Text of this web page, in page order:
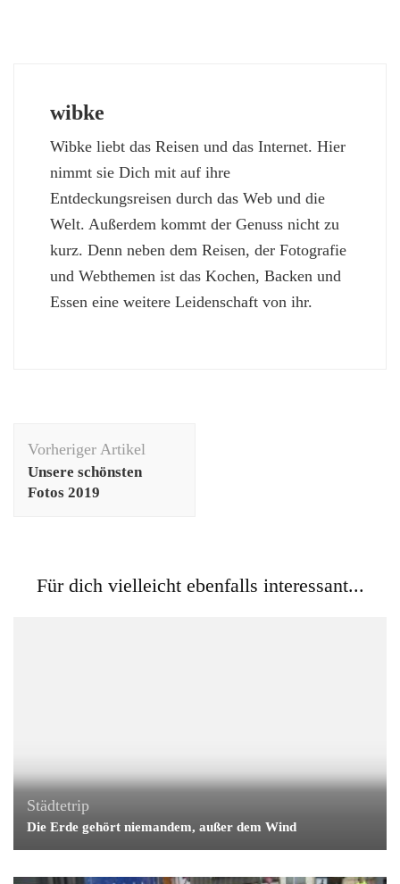
wibke
Wibke liebt das Reisen und das Internet. Hier
nimmt sie Dich mit auf ihre
Entdeckungsreisen durch das Web und die
Welt. Außerdem kommt der Genuss nicht zu
kurz. Denn neben dem Reisen, der Fotografie
und Webthemen ist das Kochen, Backen und
Essen eine weitere Leidenschaft von ihr.
Vorheriger Artikel
Unsere schönsten
Fotos 2019
Für dich vielleicht ebenfalls interessant...
Städtetrip
Die Erde gehört niemandem, außer dem Wind